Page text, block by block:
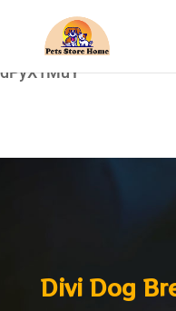
google-site-
dPyX1MuY
Divi Dog